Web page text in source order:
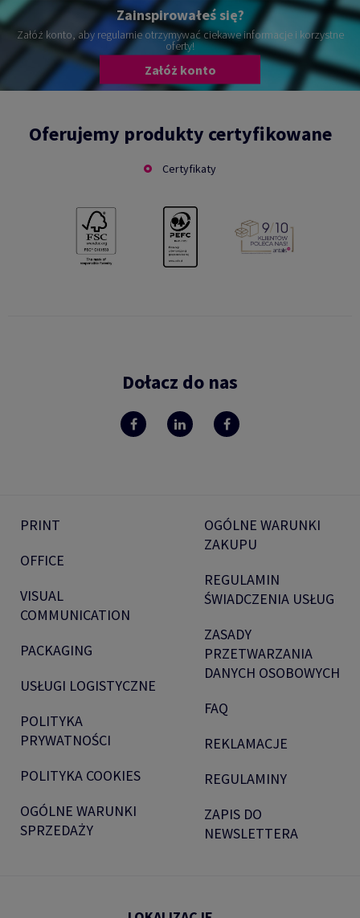
Zainspirowałeś się?
Załóż konto, aby regularnie otrzymywać ciekawe informacje i korzystne
oferty!
Załóż konto
Oferujemy produkty certyfikowane
Certyfikaty
Dołacz do nas
PRINT
OFFICE
VISUAL
COMMUNICATION
PACKAGING
USŁUGI LOGISTYCZNE
POLITYKA
PRYWATNOŚCI
POLITYKA COOKIES
OGÓLNE WARUNKI
SPRZEDAŻY
OGÓLNE WARUNKI
ZAKUPU
REGULAMIN
ŚWIADCZENIA USŁUG
ZASADY
PRZETWARZANIA
DANYCH OSOBOWYCH
FAQ
REKLAMACJE
REGULAMINY
ZAPIS DO
NEWSLETTERA